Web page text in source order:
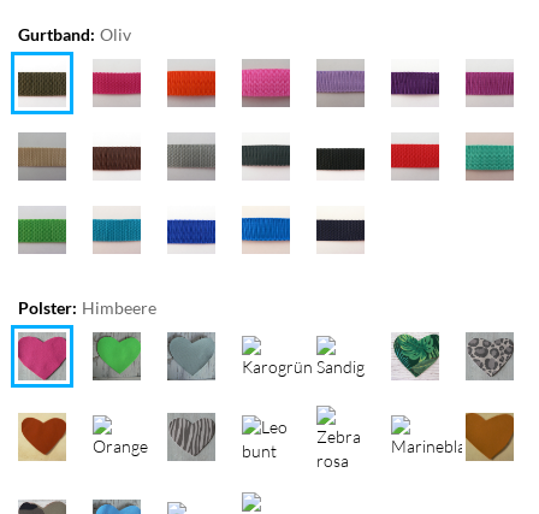
Gurtband: Oliv
Polster: Himbeere